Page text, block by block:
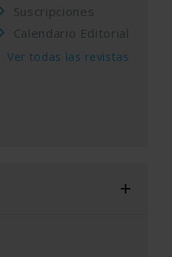
Suscripciones
Calendario Editorial
Ver todas las revistas